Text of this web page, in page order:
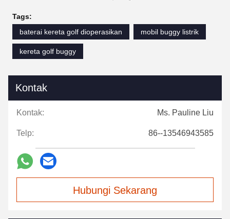
Tags:
baterai kereta golf dioperasikan
mobil buggy listrik
kereta golf buggy
Kontak
Kontak: Ms. Pauline Liu
Telp: 86--13546943585
Hubungi Sekarang